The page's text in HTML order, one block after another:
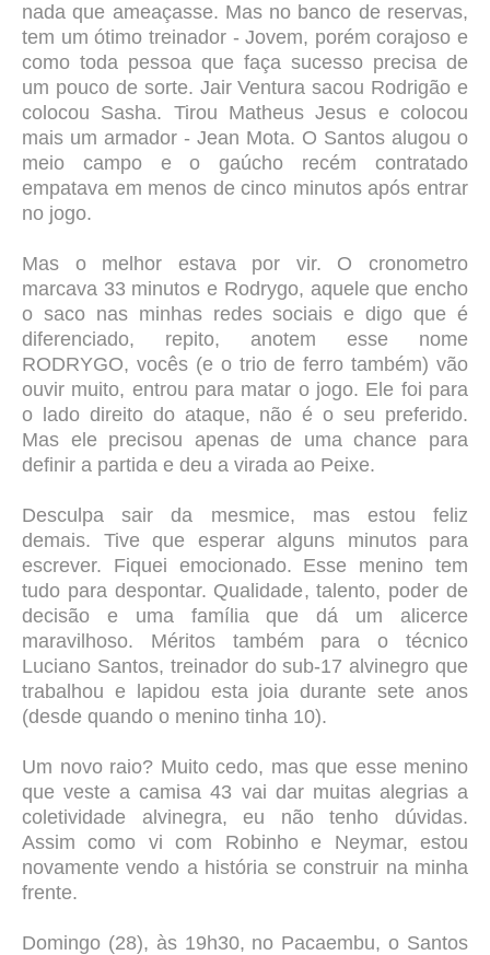
nada que ameaçasse. Mas no banco de reservas,
tem um ótimo treinador - Jovem, porém corajoso e
como toda pessoa que faça sucesso precisa de
um pouco de sorte. Jair Ventura sacou Rodrigão e
colocou Sasha. Tirou Matheus Jesus e colocou
mais um armador - Jean Mota. O Santos alugou o
meio campo e o gaúcho recém contratado
empatava em menos de cinco minutos após entrar
no jogo.
Mas o melhor estava por vir. O cronometro
marcava 33 minutos e Rodrygo, aquele que encho
o saco nas minhas redes sociais e digo que é
diferenciado, repito, anotem esse nome
RODRYGO, vocês (e o trio de ferro também) vão
ouvir muito, entrou para matar o jogo. Ele foi para
o lado direito do ataque, não é o seu preferido.
Mas ele precisou apenas de uma chance para
definir a partida e deu a virada ao Peixe.
Desculpa sair da mesmice, mas estou feliz
demais. Tive que esperar alguns minutos para
escrever. Fiquei emocionado. Esse menino tem
tudo para despontar. Qualidade, talento, poder de
decisão e uma família que dá um alicerce
maravilhoso. Méritos também para o técnico
Luciano Santos, treinador do sub-17 alvinegro que
trabalhou e lapidou esta joia durante sete anos
(desde quando o menino tinha 10).
Um novo raio? Muito cedo, mas que esse menino
que veste a camisa 43 vai dar muitas alegrias a
coletividade alvinegra, eu não tenho dúvidas.
Assim como vi com Robinho e Neymar, estou
novamente vendo a história se construir na minha
frente.
Domingo (28), às 19h30, no Pacaembu, o Santos